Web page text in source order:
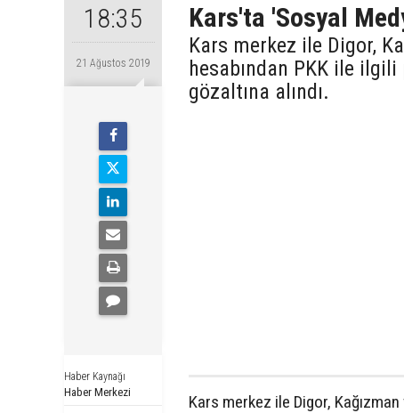
18:35
21 Ağustos 2019
Haber Kaynağı
Haber Merkezi
Kars'ta 'Sosyal
Kars merkez ile Digor,
hesabından PKK ile
gözaltına alındı.
Kars merkez ile Digor,